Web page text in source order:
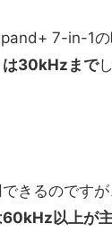
7-in-1の
は30kHzまで
きるのですが
60kHz以上が